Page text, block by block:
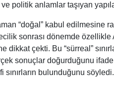
politik anlamlar taşıyan
“doğal” kabul edilmesine
sonrası dönemde özellikle
çekti. Bu “sürreal”
sonuçlar doğurduğunu
sınırların bulunduğunu söyledi.